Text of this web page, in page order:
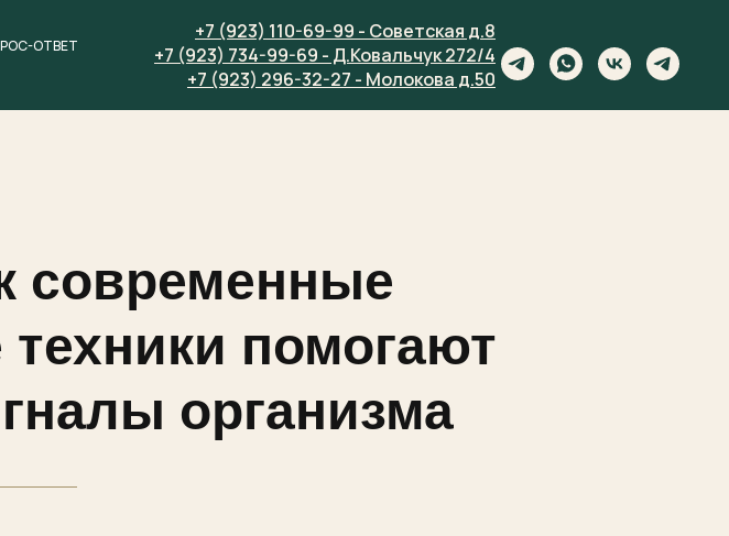
ОТВЕТ
+7 (923) 110-69-99 - Советская д.8
+7 (923) 734-99-69 - Д.Ковальчук 272/4
+7 (923) 296-32-27 - Молокова д.50
современные
помогают
организма